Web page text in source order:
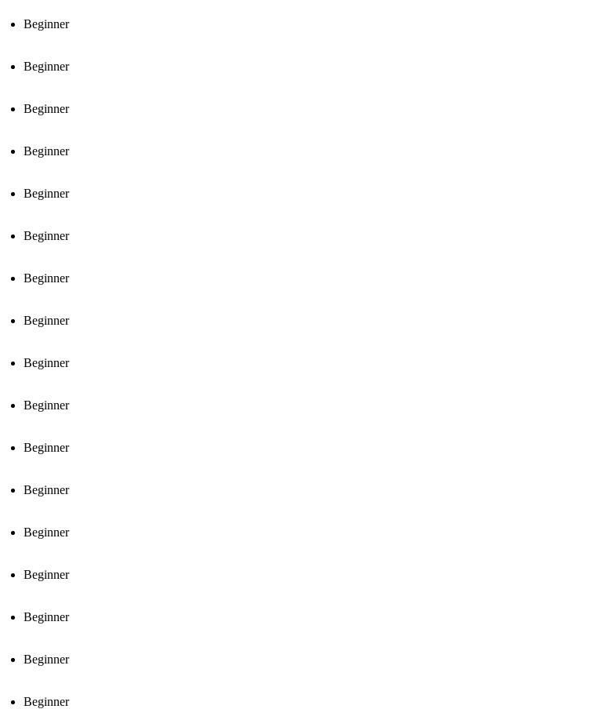
Beginner
Beginner
Beginner
Beginner
Beginner
Beginner
Beginner
Beginner
Beginner
Beginner
Beginner
Beginner
Beginner
Beginner
Beginner
Beginner
Beginner